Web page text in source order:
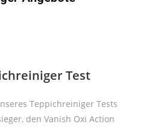
Test
Teppichreiniger Tests
den Vanish Oxi Action